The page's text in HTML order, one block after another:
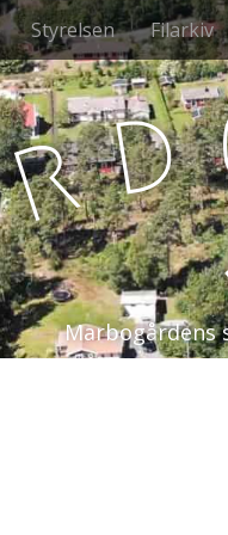
Styrelsen Filarkiv
d
Marbogårdens